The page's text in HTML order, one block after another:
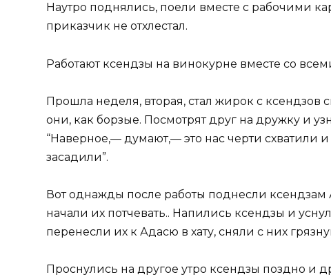
Наутро поднялись, поели вместе с рабочими
приказчик не отхлестал.
Работают ксендзы на винокурне вместе со
Прошла неделя, вторая, стал жирок с ксендзов
они, как борзые. Посмотрят друг на дружку и
“Наверное,— думают,— это нас черти схватили
засадили”.
Вот однажды после работы поднесли
начали их потчевать.. Напились ксендзы и
перенесли их к Адасю в хату, сняли с них
Проснулись на другое утро ксендзы поздно и